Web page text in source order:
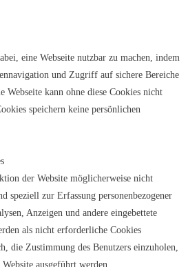
eine Webseite nutzbar zu machen, indem
und Zugriff auf sichere Bereiche
Webseite kann ohne diese Cookies nicht
speichern keine persönlichen
der Website möglicherweise nicht
speziell zur Erfassung personenbezogener
Anzeigen und andere eingebettete
als nicht erforderliche Cookies
die Zustimmung des Benutzers einzuholen,
ausgeführt werden.